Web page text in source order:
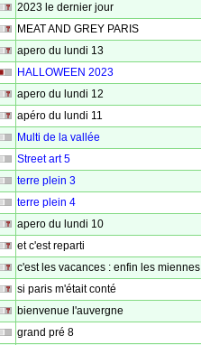
2023 le dernier jour
MEAT AND GREY PARIS
apero du lundi 13
HALLOWEEN 2023
apero du lundi 12
apéro du lundi 11
Multi de la vallée
Street art 5
terre plein 3
terre plein 4
apero du lundi 10
et c'est reparti
c'est les vacances : enfin les miennes
si paris m'était conté
bienvenue l'auvergne
grand pré 8